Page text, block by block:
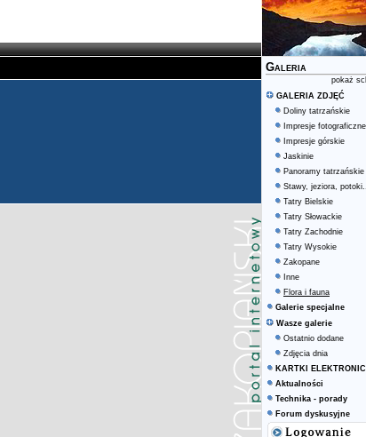
Galeria
pokaż
GALERIA ZDJĘĆ
Doliny tatrzańskie
Impresje fotograficzne
Impresje górskie
Jaskinie
Panoramy tatrzańskie
Stawy, jeziora,
Tatry Bielskie
Tatry Słowackie
Tatry Zachodnie
Tatry Wysokie
Zakopane
Inne
Flora i fauna
Galerie specjalne
Wasze galerie
Ostatnio dodane
Zdjęcia dnia
KARTKI
Aktualności
Technika - porady
Forum dyskusyjne